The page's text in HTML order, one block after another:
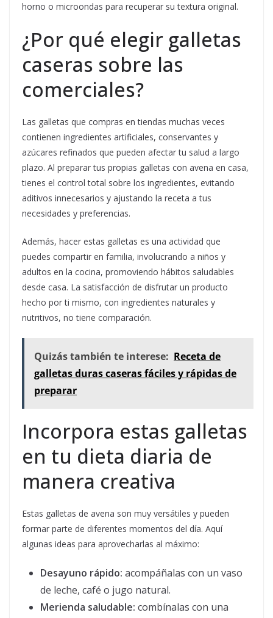
horno o microondas para recuperar su textura original.
¿Por qué elegir galletas
caseras sobre las
comerciales?
Las galletas que compras en tiendas muchas veces
contienen ingredientes artificiales, conservantes y
azúcares refinados que pueden afectar tu salud a largo
plazo. Al preparar tus propias galletas con avena en casa,
tienes el control total sobre los ingredientes, evitando
aditivos innecesarios y ajustando la receta a tus
necesidades y preferencias.
Además, hacer estas galletas es una actividad que
puedes compartir en familia, involucrando a niños y
adultos en la cocina, promoviendo hábitos saludables
desde casa. La satisfacción de disfrutar un producto
hecho por ti mismo, con ingredientes naturales y
nutritivos, no tiene comparación.
Quizás también te interese: Receta de
galletas duras caseras fáciles y rápidas de
preparar
Incorpora estas galletas
en tu dieta diaria de
manera creativa
Estas galletas de avena son muy versátiles y pueden
formar parte de diferentes momentos del día. Aquí
algunas ideas para aprovecharlas al máximo:
Desayuno rápido: acompáñalas con un vaso
de leche, café o jugo natural.
Merienda saludable: combínalas con una